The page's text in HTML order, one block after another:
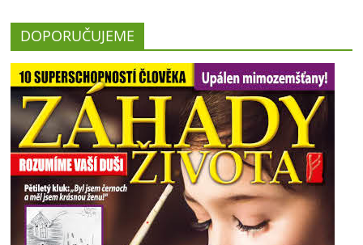
DOPORUČUJEME